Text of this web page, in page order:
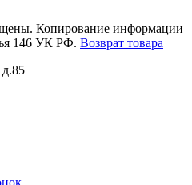
Копирование информации
146 УК РФ. Возврат товара